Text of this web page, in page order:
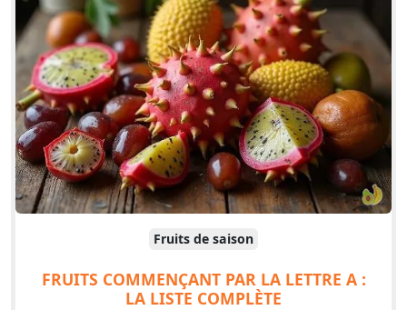
Fruits de saison
FRUITS COMMENÇANT PAR LA LETTRE A :
LA LISTE COMPLÈTE